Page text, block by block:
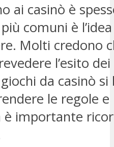
ai casinò è
comuni è
Molti credono
l’esito
da casinò
le regole
importante